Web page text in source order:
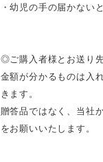
・幼児の手の届かない
◎ご購入者様とお送り
金額が分かるものは入
きます。
贈答品ではなく、当社
をお願いいたします。